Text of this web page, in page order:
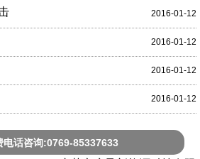
2016-01-12
2016-01-12
2016-01-12
2016-01-12
电话咨询:0769-85337633